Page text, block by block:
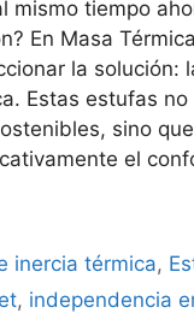
mismo tiempo
En Masa
la solución:
Estas estufas no
sino
el
inercia térmica,
, independencia